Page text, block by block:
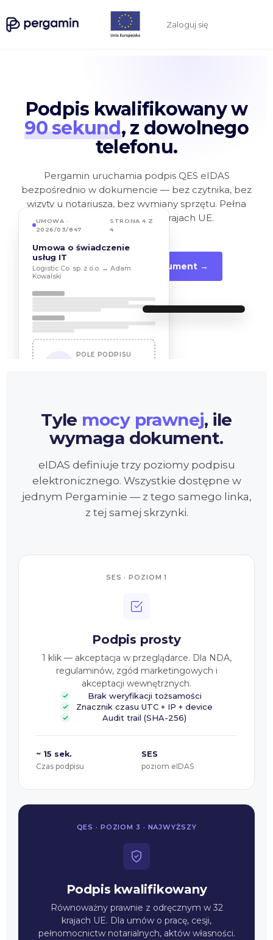
Zaloguj się
Podpis kwalifikowany w
90 sekund, z dowolnego
telefonu.
Pergamin uruchamia podpis QES eIDAS
bezpośrednio w dokumencie — bez czytnika, bez
wizyty u notariusza, bez wymiany sprzętu. Pełna
ważność prawna w 32 krajach UE.
Podpisz pierwszy dokument →
UMOWA ·
2026/03/847
STRONA 4 Z
4
Umowa o świadczenie
usług IT
Logistic Co. sp. z o.o. ↔ Adam
Kowalski
POLE PODPISU
kwalifikowany
Umowa · Logistic Co.
RFC 3161 timestamp
Potwierdź
Tyle mocy prawnej, ile
wymaga dokument.
eIDAS definiuje trzy poziomy podpisu
elektronicznego. Wszystkie dostępne w
jednym Pergaminie — z tego samego linka,
z tej samej skrzynki.
SES · POZIOM 1
Podpis prosty
1 klik — akceptacja w przeglądarce. Dla NDA,
regulaminów, zgód marketingowych i
akceptacji wewnętrznych.
Brak weryfikacji tożsamości
Znacznik czasu UTC + IP + device
Audit trail (SHA-256)
~ 15 sek.
Czas podpisu
SES
poziom eIDAS
QES · POZIOM 3 · NAJWYŻSZY
Podpis kwalifikowany
Równoważny prawnie z odręcznym w 32
krajach UE. Dla umów o pracę, cesji,
pełnomocnictw notarialnych, aktów własności.